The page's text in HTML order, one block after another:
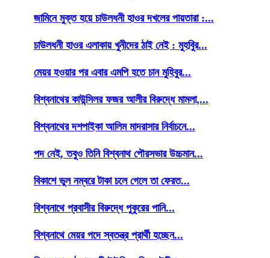
জামিনে মুক্ত হয়ে চাউলধনী হাওর দখলের পায়তারা :...
চাউলধনী হাওর এলাকায় খুনীদের ঠাই নেই : মুহবিুর...
মেয়র হওয়ার পর এবার এমপি হতে চান মুহিবুর...
বিশ্বনাথের কাউন্সিলর ফজর আলীর বিরুদ্ধে মামলা,...
বিশ্বনাথের দশপাইকা আলিম মাদরাসার নির্বাচনে...
পদ নেই, তবুও তিনি বিশ্বনাথ পৌরসভার উচ্চমান...
বিকাশে ভুল নম্বরে টাকা চলে গেলে তা ফেরত...
বিশ্বনাথে প্রবাসীর বিরুদ্ধে পুকুরের পানি...
বিশ্বনাথে মেয়র পদে স্বতন্ত্র প্রার্থী হচ্ছেন...